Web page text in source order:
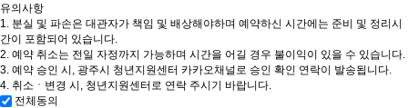
유의사항
1. 분실 및 파손은 대관자가 책임 및 배상해야하며 예약하신 시간에는 준비 및 정리시
간이 포함되어 있습니다.
2. 예약 취소는 전일 자정까지 가능하며 시간을 어길 경우 불이익이 있을 수 있습니다.
3. 예약 승인 시, 광주시 청년지원센터 카카오채널로 승인 확인 연락이 발송됩니다.
4. 취소ㆍ변경 시, 청년지원센터로 연락 주시기 바랍니다.
전체동의